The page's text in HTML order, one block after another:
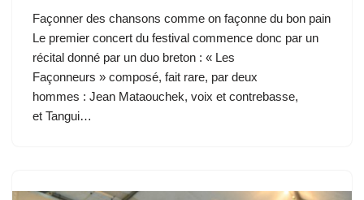
Façonner des chansons comme on façonne du bon pain
Le premier concert du festival commence donc par un
récital donné par un duo breton : « Les
Façonneurs » composé, fait rare, par deux
hommes : Jean Mataouchek, voix et contrebasse,
et Tangui…